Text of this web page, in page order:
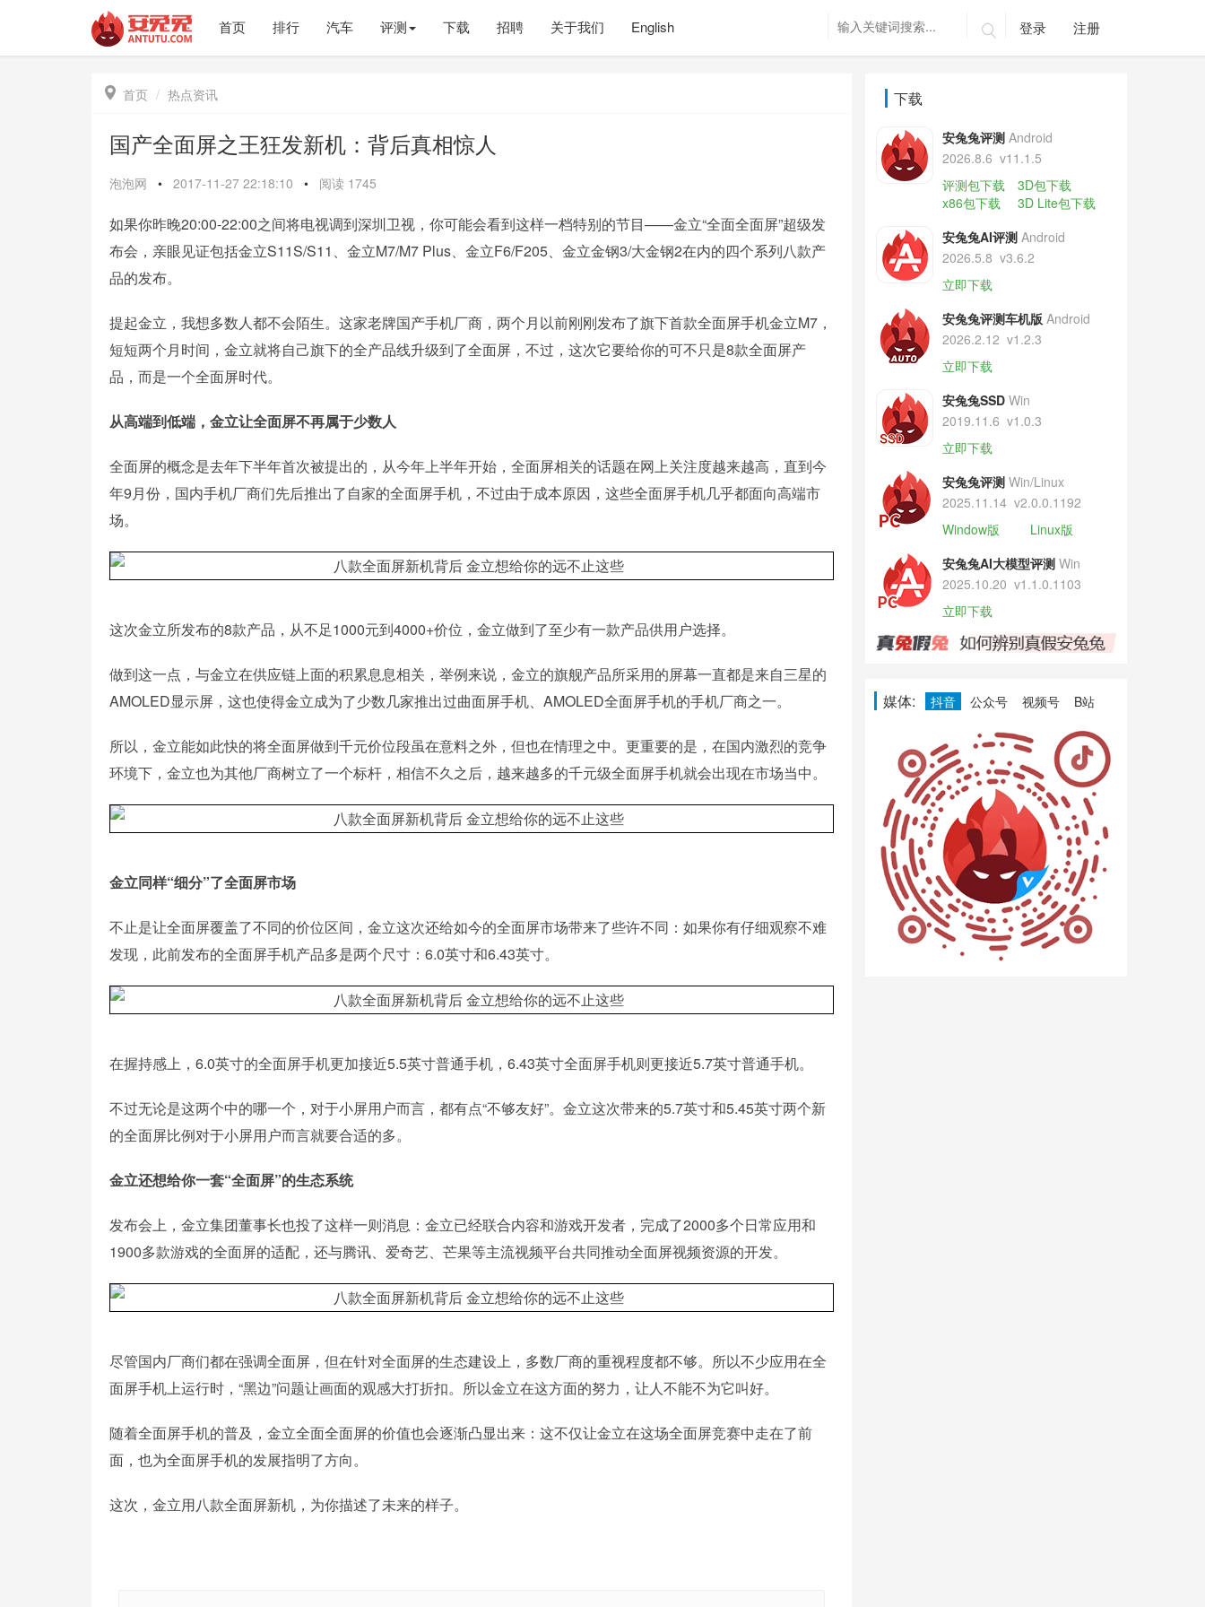
首页 排行 汽车 评测 下载 招聘 关于我们 English  登录 注册
 首页 热点资讯
国产全面屏之王狂发新机：背后真相惊人
泡泡网 • 2017-11-27 22:18:10 • 阅读 1745
如果你昨晚20:00-22:00之间将电视调到深圳卫视，你可能会看到这样一档特别的节目——金立“全面全面屏”超级发
布会，亲眼见证包括金立S11S/S11、金立M7/M7 Plus、金立F6/F205、金立金钢3/大金钢2在内的四个系列八款产
品的发布。
提起金立，我想多数人都不会陌生。这家老牌国产手机厂商，两个月以前刚刚发布了旗下首款全面屏手机金立M7，
短短两个月时间，金立就将自己旗下的全产品线升级到了全面屏，不过，这次它要给你的可不只是8款全面屏产
品，而是一个全面屏时代。
从高端到低端，金立让全面屏不再属于少数人
全面屏的概念是去年下半年首次被提出的，从今年上半年开始，全面屏相关的话题在网上关注度越来越高，直到今
年9月份，国内手机厂商们先后推出了自家的全面屏手机，不过由于成本原因，这些全面屏手机几乎都面向高端市
场。
这次金立所发布的8款产品，从不足1000元到4000+价位，金立做到了至少有一款产品供用户选择。
做到这一点，与金立在供应链上面的积累息息相关，举例来说，金立的旗舰产品所采用的屏幕一直都是来自三星的
AMOLED显示屏，这也使得金立成为了少数几家推出过曲面屏手机、AMOLED全面屏手机的手机厂商之一。
所以，金立能如此快的将全面屏做到千元价位段虽在意料之外，但也在情理之中。更重要的是，在国内激烈的竞争
环境下，金立也为其他厂商树立了一个标杆，相信不久之后，越来越多的千元级全面屏手机就会出现在市场当中。
金立同样“细分”了全面屏市场
不止是让全面屏覆盖了不同的价位区间，金立这次还给如今的全面屏市场带来了些许不同：如果你有仔细观察不难
发现，此前发布的全面屏手机产品多是两个尺寸：6.0英寸和6.43英寸。
在握持感上，6.0英寸的全面屏手机更加接近5.5英寸普通手机，6.43英寸全面屏手机则更接近5.7英寸普通手机。
不过无论是这两个中的哪一个，对于小屏用户而言，都有点“不够友好”。金立这次带来的5.7英寸和5.45英寸两个新
的全面屏比例对于小屏用户而言就要合适的多。
金立还想给你一套“全面屏”的生态系统
发布会上，金立集团董事长也投了这样一则消息：金立已经联合内容和游戏开发者，完成了2000多个日常应用和
1900多款游戏的全面屏的适配，还与腾讯、爱奇艺、芒果等主流视频平台共同推动全面屏视频资源的开发。
尽管国内厂商们都在强调全面屏，但在针对全面屏的生态建设上，多数厂商的重视程度都不够。所以不少应用在全
面屏手机上运行时，“黑边”问题让画面的观感大打折扣。所以金立在这方面的努力，让人不能不为它叫好。
随着全面屏手机的普及，金立全面全面屏的价值也会逐渐凸显出来：这不仅让金立在这场全面屏竞赛中走在了前
面，也为全面屏手机的发展指明了方向。
这次，金立用八款全面屏新机，为你描述了未来的样子。
下载
安兔兔评测 Android
2026.8.6 v11.1.5
评测包下载
3D包下载
x86包下载
3D Lite包下载
安兔兔AI评测 Android
2026.5.8 v3.6.2
立即下载
安兔兔评测车机版 Android
2026.2.12 v1.2.3
立即下载
安兔兔SSD Win
2019.11.6 v1.0.3
立即下载
安兔兔评测 Win/Linux
2025.11.14 v2.0.0.1192
Window版
Linux版
安兔兔AI大模型评测 Win
2025.10.20 v1.1.0.1103
立即下载
媒体: 抖音 公众号 视频号 B站